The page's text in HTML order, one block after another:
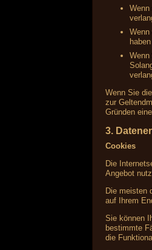
Wenn
Wenn Sie
zur
Gründen
3.
Cookies
Die
Angebot
Die meisten
auf Ihrem
Sie können
bestimmte
die